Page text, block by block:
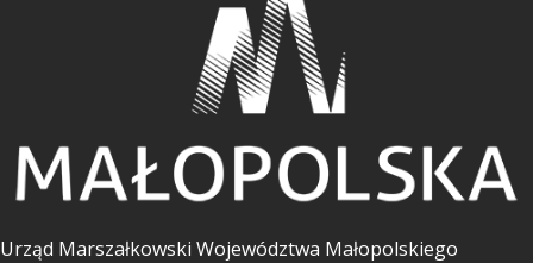
Urząd Marszałkowski Województwa Małopolskiego